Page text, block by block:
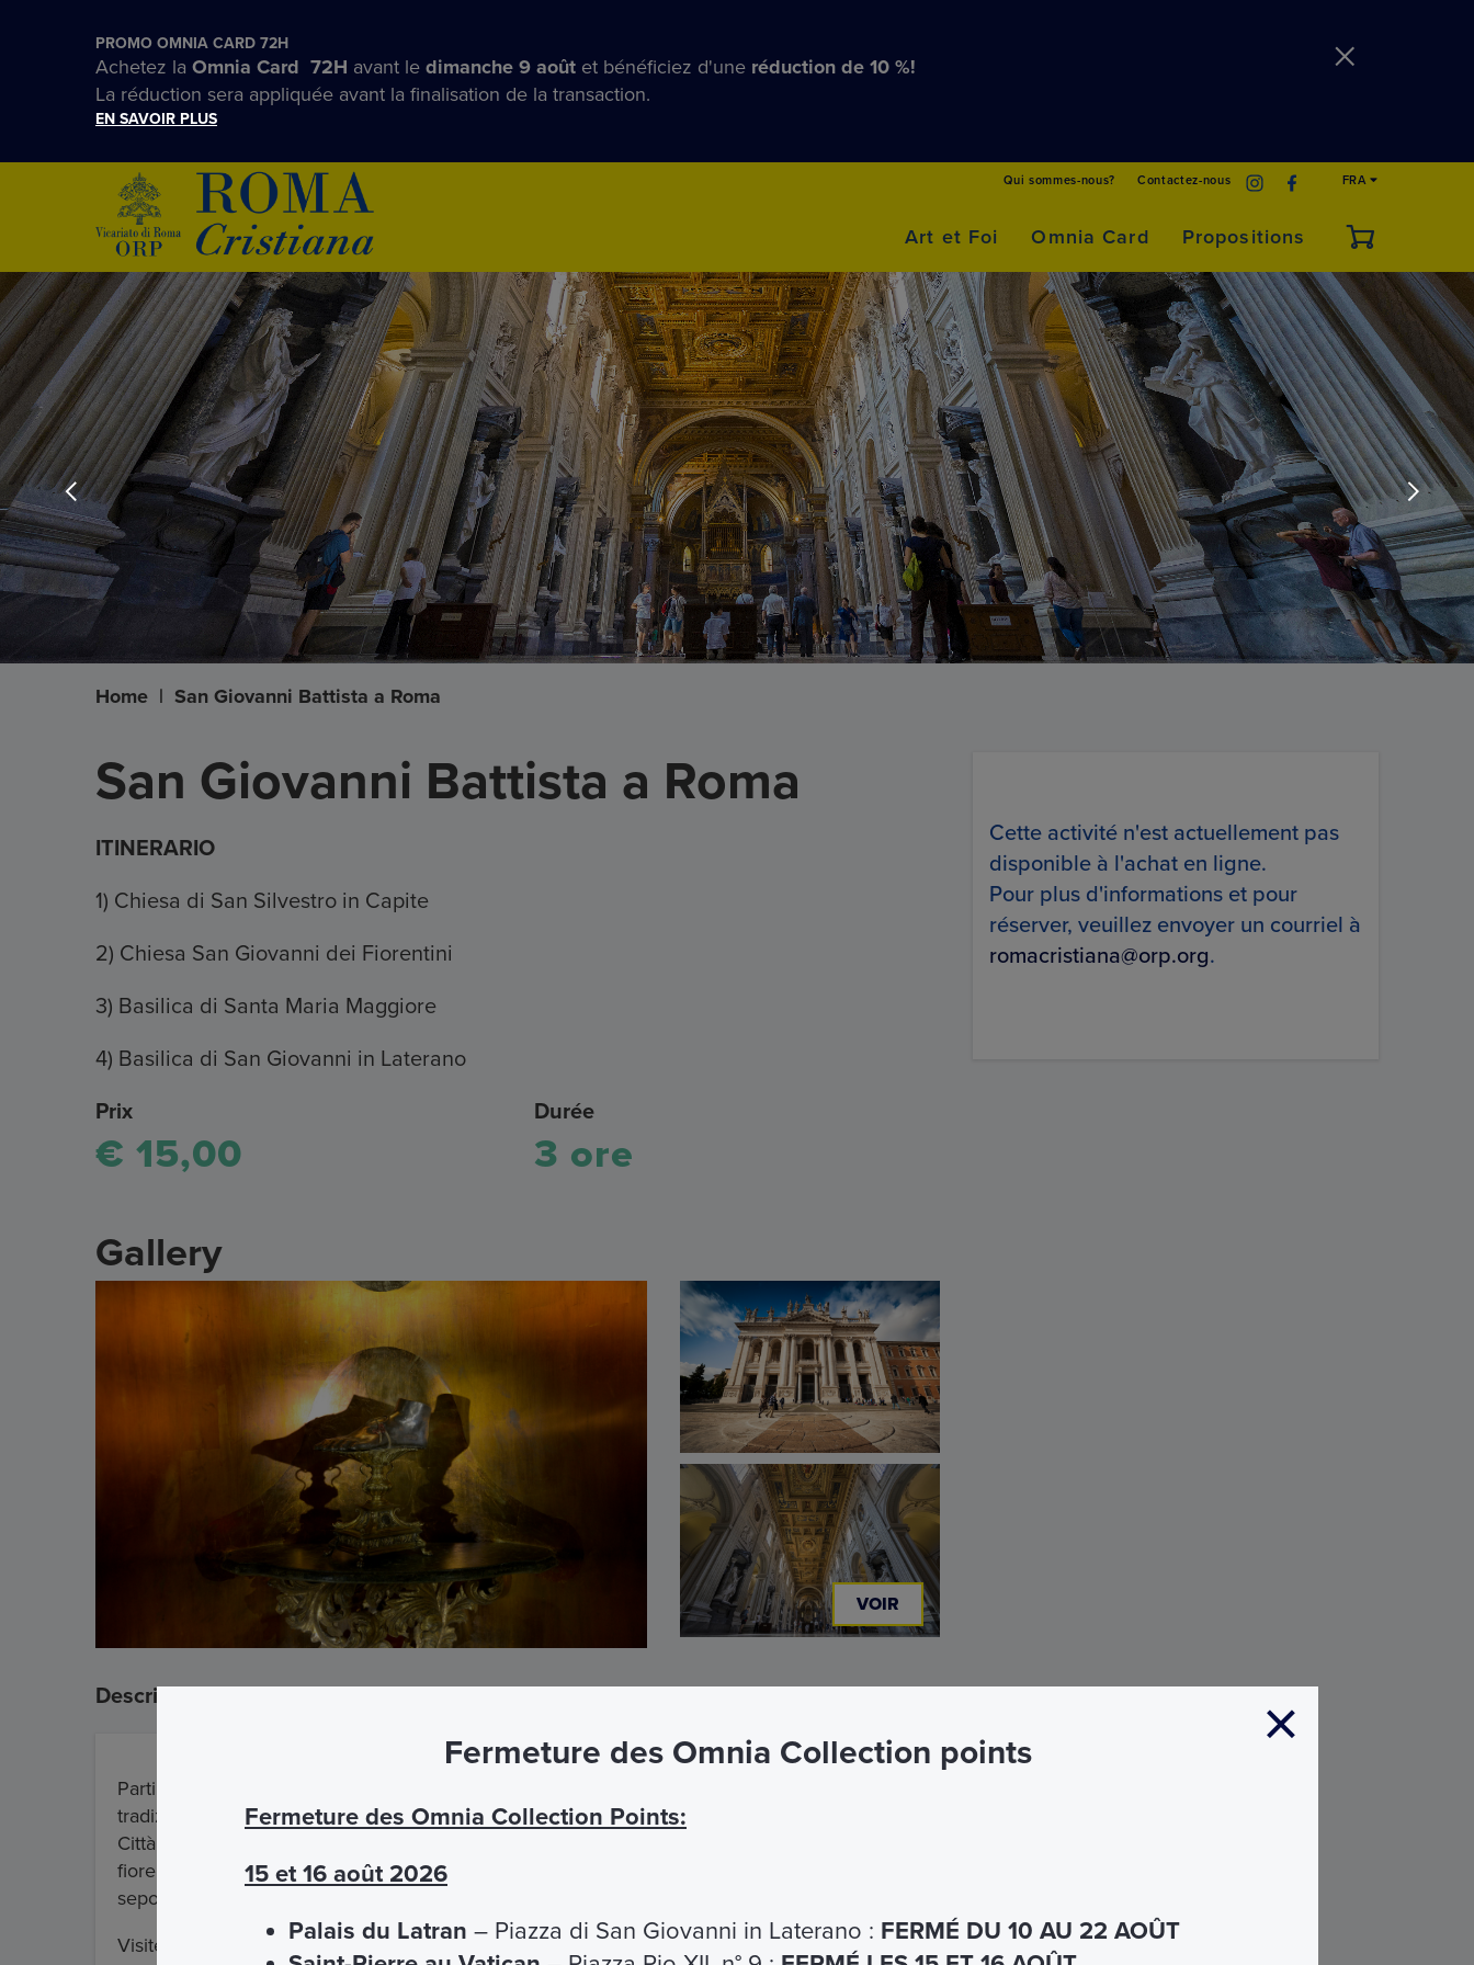
PROMO OMNIA CARD 72H
Achetez la Omnia Card 72H avant le dimanche 9 août et bénéficiez d'une réduction de 10 %!
La réduction sera appliquée avant la finalisation de la transaction.
EN SAVOIR PLUS
Qui sommes-nous? Contactez-nous FRA
Art et Foi Omnia Card Propositions
Home | San Giovanni Battista a Roma
San Giovanni Battista a Roma
ITINERARIO
1) Chiesa di San Silvestro in Capite
2) Chiesa San Giovanni dei Fiorentini
3) Basilica di Santa Maria Maggiore
4) Basilica di San Giovanni in Laterano
Prix
€ 15,00
Durée
3 ore
Gallery
VOIR
Description
Partiremo dalla chiesa di
tradizione, è custodito il capo di san Giovanni Battista. Cammineremo lungo le strade della
Città Eterna per raggiungere la chiesa di
fiorentini, che custodisce la reliquia del piede della Maddalena, la prima ad entrare nel
sepolcro di Gesù.
Visiteremo la basilica diSanta Maria Maggiore, nel rione Esquilino, situata sulla sommità del
Cette activité n'est actuellement pas
disponible à l'achat en ligne.
Pour plus d'informations et pour
réserver, veuillez envoyer un courriel à
romacristiana@orp.org.
Fermeture des Omnia Collection points
Fermeture des Omnia Collection Points:
15 et 16 août 2026
Palais du Latran – Piazza di San Giovanni in Laterano : FERMÉ DU 10 AU 22 AOÛT